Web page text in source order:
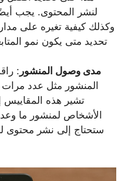
لنشر المحتوى. يجب
وكذلك كيفية تغيره على
تحديد متى يكون نمو
مدى وصول المنشور :
المنشور مثل عدد
تشير هذه
الأشخاص لمنشور ما
ستحتاج إلى نشر محتوى